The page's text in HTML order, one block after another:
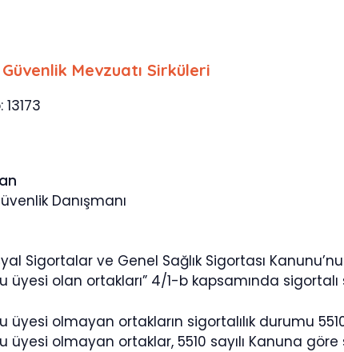
Mevzuatı Sirküleri
Danışmanı
Sigortalar ve Genel Sağlık Sigortası
üyesi olan ortakları” 4/1-b kapsamında sigortalı
üyesi olmayan ortakların sigortalılık durumu
üyesi olmayan ortaklar, 5510 sayılı Kanuna göre